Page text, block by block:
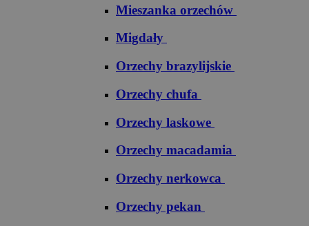
Mieszanka orzechów
Migdały
Orzechy brazylijskie
Orzechy chufa
Orzechy laskowe
Orzechy macadamia
Orzechy nerkowca
Orzechy pekan